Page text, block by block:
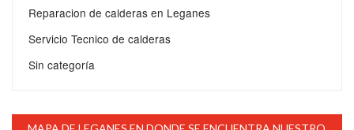
Reparacion de calderas en Leganes
Servicio Tecnico de calderas
Sin categoría